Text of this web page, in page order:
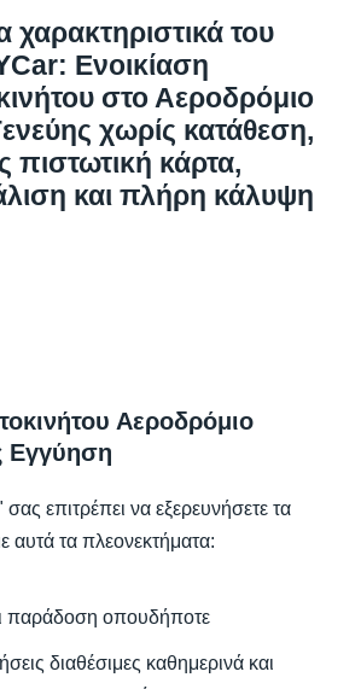
χαρακτηριστικά του
Ενοικίαση
στο Αεροδρόμιο
χωρίς κατάθεση,
πιστωτική κάρτα,
και πλήρη κάλυψη
Αεροδρόμιο
Εγγύηση
σας επιτρέπει να εξερευνήσετε τα
αυτά τα πλεονεκτήματα:
παράδοση οπουδήποτε
διαθέσιμες καθημερινά και